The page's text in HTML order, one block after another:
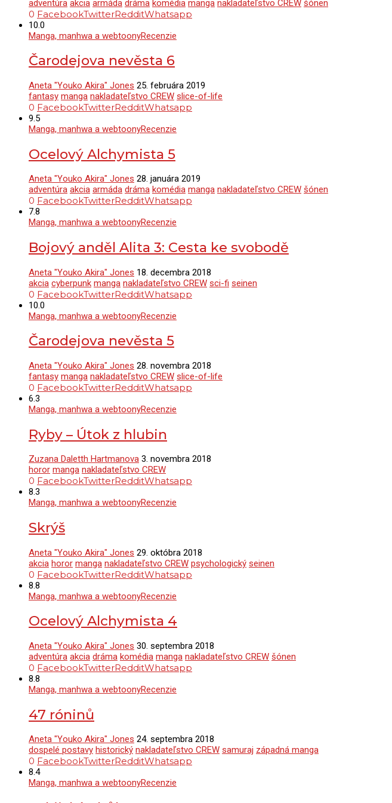
adventúra akcia armáda dráma komédia manga nakladateľstvo CREW šónen
0 FacebookTwitterRedditWhatsapp
10.0
Manga, manhwa a webtoonyRecenzie
Čarodejova nevěsta 6
Aneta "Youko Akira" Jones 25. februára 2019
fantasy manga nakladateľstvo CREW slice-of-life
0 FacebookTwitterRedditWhatsapp
9.5
Manga, manhwa a webtoonyRecenzie
Ocelový Alchymista 5
Aneta "Youko Akira" Jones 28. januára 2019
adventúra akcia armáda dráma komédia manga nakladateľstvo CREW šónen
0 FacebookTwitterRedditWhatsapp
7.8
Manga, manhwa a webtoonyRecenzie
Bojový anděl Alita 3: Cesta ke svobodě
Aneta "Youko Akira" Jones 18. decembra 2018
akcia cyberpunk manga nakladateľstvo CREW sci-fi seinen
0 FacebookTwitterRedditWhatsapp
10.0
Manga, manhwa a webtoonyRecenzie
Čarodejova nevěsta 5
Aneta "Youko Akira" Jones 28. novembra 2018
fantasy manga nakladateľstvo CREW slice-of-life
0 FacebookTwitterRedditWhatsapp
6.3
Manga, manhwa a webtoonyRecenzie
Ryby – Útok z hlubin
Zuzana Daletth Hartmanova 3. novembra 2018
horor manga nakladateľstvo CREW
0 FacebookTwitterRedditWhatsapp
8.3
Manga, manhwa a webtoonyRecenzie
Skrýš
Aneta "Youko Akira" Jones 29. októbra 2018
akcia horor manga nakladateľstvo CREW psychologický seinen
0 FacebookTwitterRedditWhatsapp
8.8
Manga, manhwa a webtoonyRecenzie
Ocelový Alchymista 4
Aneta "Youko Akira" Jones 30. septembra 2018
adventúra akcia dráma komédia manga nakladateľstvo CREW šónen
0 FacebookTwitterRedditWhatsapp
8.8
Manga, manhwa a webtoonyRecenzie
47 róninů
Aneta "Youko Akira" Jones 24. septembra 2018
dospelé postavy historický nakladateľstvo CREW samuraj západná manga
0 FacebookTwitterRedditWhatsapp
8.4
Manga, manhwa a webtoonyRecenzie